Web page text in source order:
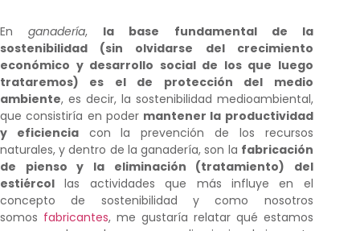
Enganadería, la base fundamental de la
sostenibilidad (sin olvidarse del crecimiento
económico y desarrollo social de los que luego
trataremos) es el de protección del medio
ambiente, es decir, la sostenibilidad medioambiental,
que consistiría en poder mantener la productividad
y eficienciacon la prevención de los recursos
naturales, y dentro de la ganadería, son la fabricación
de pienso y la eliminación (tratamiento) del
estiércol las actividades que más influye en el
concepto de sostenibilidad y como nosotros
somos fabricantes, me gustaría relatar qué estamos